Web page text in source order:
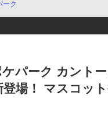
ーク
ケパーク カント
場！ マスコッ